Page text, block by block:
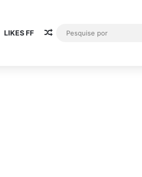
LIKES FF Publicación al azar